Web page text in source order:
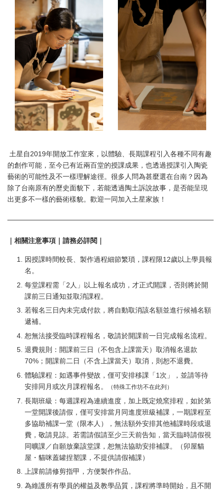
土星自2019年開放工作室來，以體驗、長期課程引入各種不同有趣
的創作可能，至今已有近兩百堂的授課成果，也透過授課引入陶瓷
藝術的可能性及不一樣理解途徑。很多人問為甚麼選在台南？因為
除了台南原有的歷史面貌下，若能透過陶土訴說故事，是否能呈現
出更多不一樣的藝術樣貌。歡迎一同加入土星家族！
｜相關注意事項｜請務必詳閱｜
因授課時間較長、製作過程細節繁瑣，課程限12歲以上學員報
名。
每堂課程需「2人」以上報名成功，才正式開課，否則將於開
課前三日通知並取消課程。
若報名三日內未完成付款，將自動取消該名額並進行候補名額
遞補。
恕無法接受臨時課程報名，敬請於開課前一日完成報名流程。
退費規則：開課前三日（不包含上課當天）取消報名退款
70%；開課前二日（不含上課當天）取消，則恕不退費。
體驗課程：如遇事件變故，僅可安排移課「1次」，並請等待
安排同月或次月課程報名。
（特殊工作坊不在此列）
長期班級：每週課程為連續進度，加上既定燒窯排程，如於第
一堂開課後請假，僅可安排當月同進度班級補課，一期課程至
多協助補課一堂（限本人），無法額外安排其他補課時段或退
費，敬請見諒。若需請假請至少三天前告知，當天臨時請假視
同曠課／自願放棄該堂課，恕無法協助安排補課。（卯屋貓
屋・貓咪蓋罐捏塑課，不提供請假補課）
上課前請修剪指甲，方便製作作品。
為維護所有學員的權益及教學品質，課程將準時開始，且不開